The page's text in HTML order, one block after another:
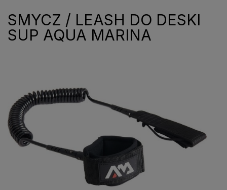
SMYCZ / LEASH DO DESKI
SUP AQUA MARINA